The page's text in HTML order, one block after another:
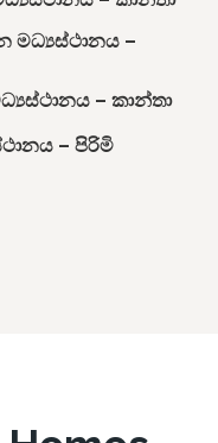
මධ්‍යස්ථානය –
– කාන්තා
– පිරිමි